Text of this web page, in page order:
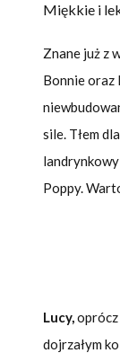
Miękkie i
Znane już z
Bonnie oraz
sile. Tłem
Poppy.
Lucy,oprócz
dojrzałym